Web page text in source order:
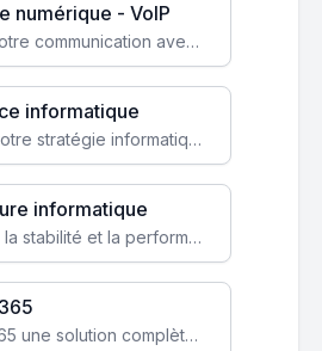
numérique - VoIP
Simplifiez votre communication avec une solution VoIP flexible, économique et adaptée à vos besoins professionnels.
informatique
Optimisez votre stratégie informatique avec l'expertise de nos consultants pour améliorer votre efficacité et sécurité.
informatique
Garantissez la stabilité et la performance de votre entreprise avec une infrastructure IT sécurisée et évolutive.
Microsoft 365 une solution complète qui booste votre productivité, renforce la sécurité de vos données et facilite la collaboration.